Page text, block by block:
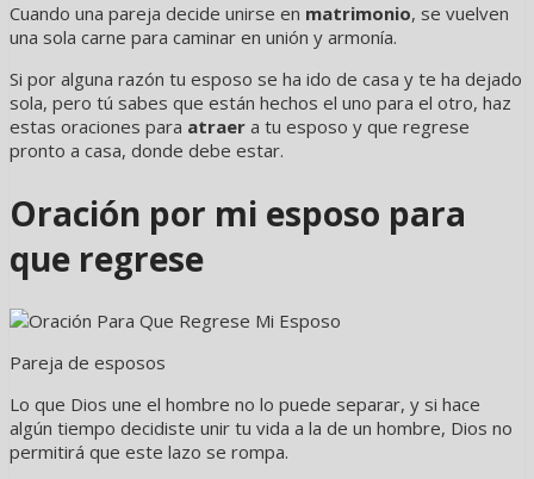
Cuando una pareja decide unirse en matrimonio, se vuelven
una sola carne para caminar en unión y armonía.
Si por alguna razón tu esposo se ha ido de casa y te ha dejado
sola, pero tú sabes que están hechos el uno para el otro, haz
estas oraciones para atraer a tu esposo y que regrese
pronto a casa, donde debe estar.
Oración por mi esposo para
que regrese
Pareja de esposos
Lo que Dios une el hombre no lo puede separar, y si hace
algún tiempo decidiste unir tu vida a la de un hombre, Dios no
permitirá que este lazo se rompa.